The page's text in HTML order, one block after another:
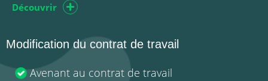
Découvrir
Modification du contrat de travail
Avenant au contrat de travail